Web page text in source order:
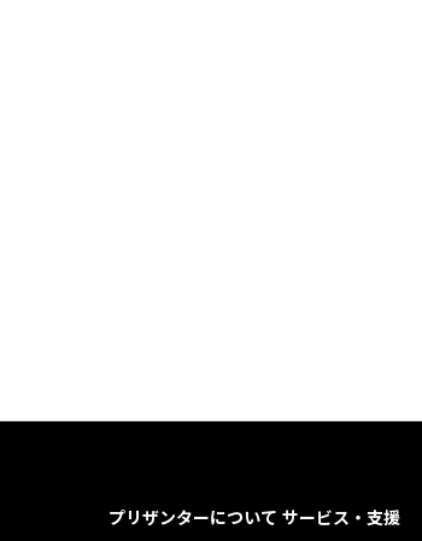
プリザンターについて サービス・支援